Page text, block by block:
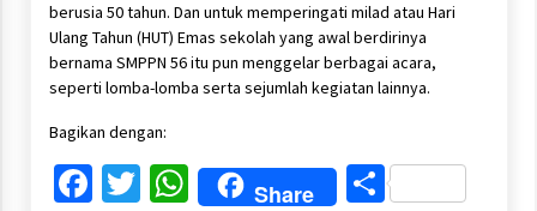
berusia 50 tahun. Dan untuk memperingati milad atau Hari
Ulang Tahun (HUT) Emas sekolah yang awal berdirinya
bernama SMPPN 56 itu pun menggelar berbagai acara,
seperti lomba-lomba serta sejumlah kegiatan lainnya.
Bagikan dengan:
Facebook
Twitter
WhatsApp
Share Share